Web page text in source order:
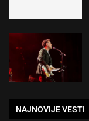
NAJNOVIJE VESTI